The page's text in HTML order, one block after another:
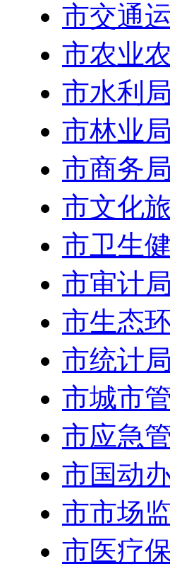
市交通
市农业
市水利局
市林业局
市商务局
市文化
市卫生
市审计局
市生态
市统计局
市城市
市应急
市国动
市市场
市医疗